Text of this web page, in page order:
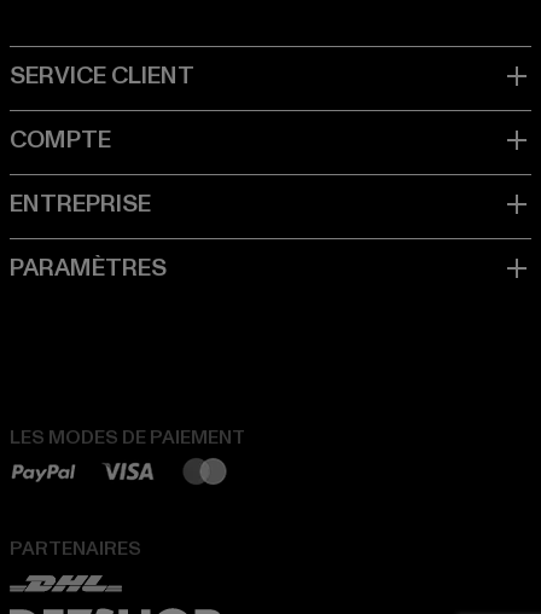
LES MODES DE PAIEMENT
PARTENAIRES